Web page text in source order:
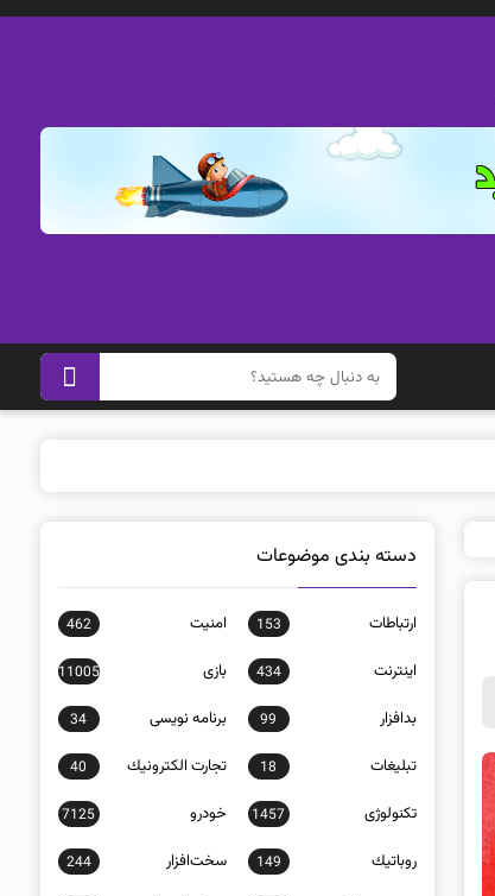
دسته بندی موضوعات
ارتباطات 153 امنيت 462
اينترنت 434 بازی 11005
بدافزار 99 برنامه نويسی 34
تبلیغات 18 تجارت الكترونيك 40
تکنولوژی 1457 خودرو 7125
روباتيك 149 سخت‌افزار 244